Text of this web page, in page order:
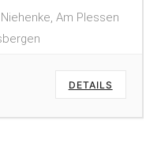
Am Plessen
DETAILS